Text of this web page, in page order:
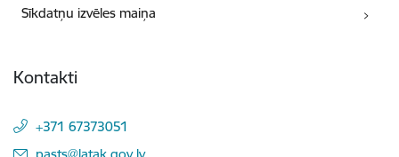
Sīkdatņu izvēles maiņa
Kontakti
+371 67373051
E-pasts: